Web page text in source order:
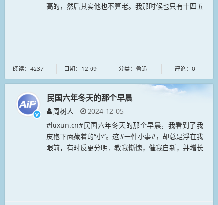
高的，然后其实他也不算老。我那时候也只有十四五
阅读：4237 日期：12-09 分类：鲁迅 评论：0
民国六年冬天的那个早晨
周树人
2024-12-05
#luxun.cn#民国六年冬天的那个早晨，我看到了我
皮袍下面藏着的“小”。这#一件小事#，却总是浮在我
眼前，有时反更分明，教我惭愧，催我自新，并增长